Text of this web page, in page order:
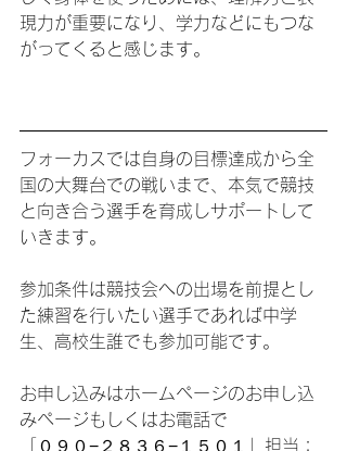
現力が重要になり、学力などにもつな
がってくると感じます。
フォーカスでは自身の目標達成から全
国の大舞台での戦いまで、本気で競技
と向き合う選手を育成しサポートして
いきます。
参加条件は競技会への出場を前提とし
た練習を行いたい選手であれば中学
生、高校生誰でも参加可能です。
お申し込みはホームページのお申し込
みページもしくはお電話で
「０９０−２８３６−１５０１」担当：